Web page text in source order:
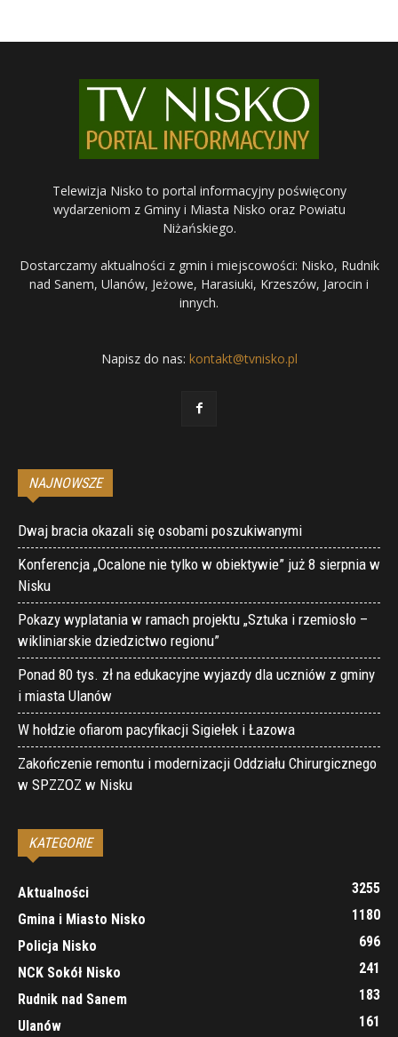
Telewizja Nisko to portal informacyjny poświęcony
wydarzeniom z Gminy i Miasta Nisko oraz Powiatu
Niżańskiego.
Dostarczamy aktualności z gmin i miejscowości: Nisko, Rudnik
nad Sanem, Ulanów, Jeżowe, Harasiuki, Krzeszów, Jarocin i
innych.
Napisz do nas: kontakt@tvnisko.pl
NAJNOWSZE
Dwaj bracia okazali się osobami poszukiwanymi
Konferencja „Ocalone nie tylko w obiektywie” już 8 sierpnia w
Nisku
Pokazy wyplatania w ramach projektu „Sztuka i rzemiosło –
wikliniarskie dziedzictwo regionu”
Ponad 80 tys. zł na edukacyjne wyjazdy dla uczniów z gminy
i miasta Ulanów
W hołdzie ofiarom pacyfikacji Sigiełek i Łazowa
Zakończenie remontu i modernizacji Oddziału Chirurgicznego
w SPZZOZ w Nisku
KATEGORIE
Aktualności
3255
Gmina i Miasto Nisko
1180
Policja Nisko
696
NCK Sokół Nisko
241
Rudnik nad Sanem
183
Ulanów
161